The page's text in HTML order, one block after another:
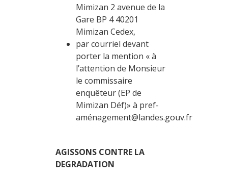
Mimizan 2 avenue de la
Gare BP 4 40201
Mimizan Cedex,
par courriel devant
porter la mention « à
l’attention de Monsieur
le commissaire
enquêteur (EP de
Mimizan Déf)» à pref-
aménagement@landes.gouv.fr
AGISSONS CONTRE LA
DEGRADATION